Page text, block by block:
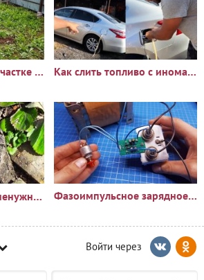
Посадка газона на участке с сорняками: опыт и результаты Как слить топливо с иномарки через горловину бака
Как просто убрать ненужный пень?🪵 Фазоимпульсное зарядное устройство своими руками